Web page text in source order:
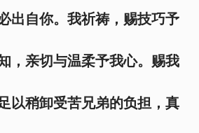
出自你。我祈祷，赐技巧予
，亲切与温柔予我心。赐我
以稍卸受苦兄弟的负担，真